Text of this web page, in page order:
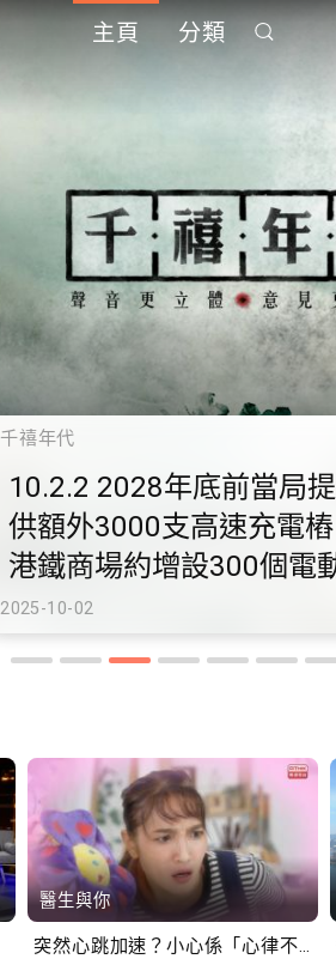
主頁 分類
千禧年代
10.2.2 2028年底前當局提
供額外3000支高速充電樁
港鐵商場約增設300個電
車充電站
2025-10-02
醫生與你